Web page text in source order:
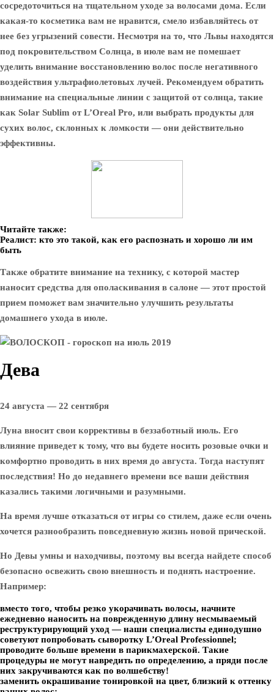
сосредоточиться на тщательном уходе за волосами дома. Если
какая-то косметика вам не нравится, смело избавляйтесь от
нее без угрызений совести. Несмотря на то, что Львы находятся
под покровительством Солнца, в июле вам не помешает
уделить внимание восстановлению волос после негативного
воздействия ультрафиолетовых лучей. Рекомендуем обратить
внимание на специальные линии с защитой от солнца, такие
как Solar Sublim от L’Oreal Pro, или выбрать продукты для
сухих волос, склонных к ломкости — они действительно
эффективны.
Читайте также:
Реалист: кто это такой, как его распознать и хорошо ли им
быть
Также обратите внимание на технику, с которой мастер
наносит средства для ополаскивания в салоне — этот простой
прием поможет вам значительно улучшить результаты
домашнего ухода в июле.
Дева
24 августа — 22 сентября
Луна вносит свои коррективы в беззаботный июль. Его
влияние приведет к тому, что вы будете носить розовые очки и
комфортно проводить в них время до августа. Тогда наступят
последствия! Но до недавнего времени все ваши действия
казались такими логичными и разумными.
На время лучше отказаться от игры со стилем, даже если очень
хочется разнообразить повседневную жизнь новой прической.
Но Девы умны и находчивы, поэтому вы всегда найдете способ
безопасно освежить свою внешность и поднять настроение.
Например:
вместо того, чтобы резко укорачивать волосы, начните
ежедневно наносить на поврежденную длину несмываемый
реструктурирующий уход — наши специалисты единодушно
советуют попробовать сыворотку L’Oreal Professionnel;
проводите больше времени в парикмахерской. Такие
процедуры не могут навредить по определению, а пряди после
них закручиваются как по волшебству!
заменить окрашивание тонировкой на цвет, близкий к оттенку